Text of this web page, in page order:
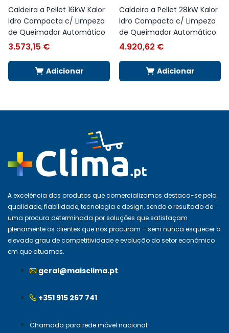
Caldeira a Pellet 16kW Kalor
Idro Compacta c/ Limpeza
de Queimador Automático
3.573,15 €
Adicionar
Caldeira a Pellet 28kW Kalor
Idro Compacta c/ Limpeza
de Queimador Automático
4.920,62 €
Adicionar
A excelência dos produtos que comercializamos destaca-se pela
qualidade, fiabilidade, tecnologia e design, sendo o resultado de
uma procura determinada por soluções que satisfaçam
plenamente os clientes que nos procuram – sem nunca esquecer o
elevado grau de competitividade e evolução do setor económico
em que atuamos.
geral@maisclima.pt
+351 915 267 741
Chamada para rede móvel nacional.